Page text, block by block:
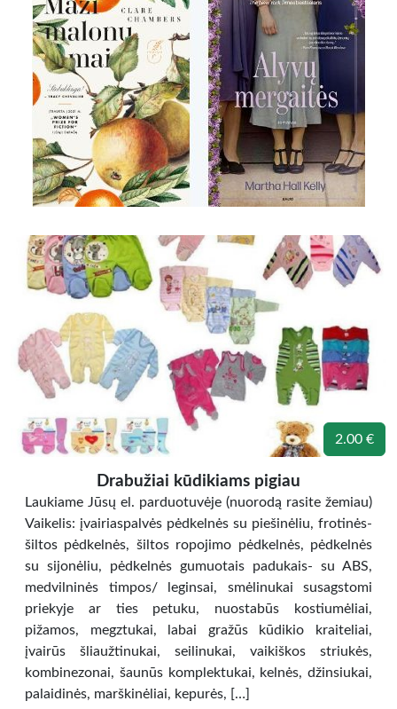
2.00 €
Drabužiai kūdikiams pigiau
Laukiame Jūsų el. parduotuvėje (nuorodą rasite žemiau)
Vaikelis: įvairiaspalvės pėdkelnės su piešinėliu, frotinės-
šiltos pėdkelnės, šiltos ropojimo pėdkelnės, pėdkelnės
su sijonėliu, pėdkelnės gumuotais padukais- su ABS,
medvilninės timpos/ leginsai, smėlinukai susagstomi
priekyje ar ties petuku, nuostabūs kostiumėliai,
pižamos, megztukai, labai gražūs kūdikio kraiteliai,
įvairūs šliaužtinukai, seilinukai, vaikiškos striukės,
kombinezonai, šaunūs komplektukai, kelnės, džinsiukai,
palaidinės, marškinėliai, kepurės, […]